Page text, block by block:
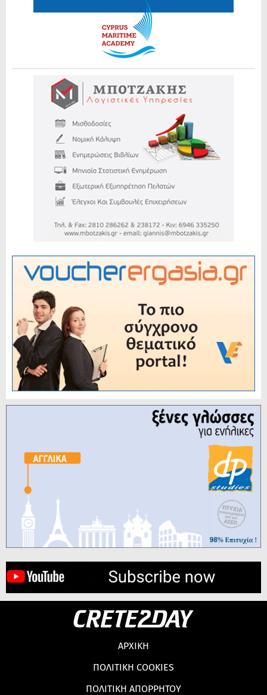
ΑΡΧΙΚΗ
ΠΟΛΙΤΙΚΗ COOKIES
ΠΟΛΙΤΙΚΗ ΑΠΟΡΡΗΤΟΥ